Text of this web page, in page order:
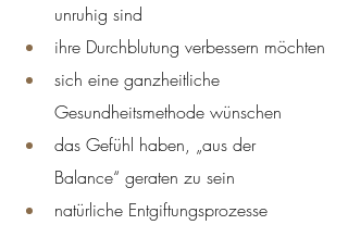
unruhig sind
ihre Durchblutung verbessern möchten
sich eine ganzheitliche
Gesundheitsmethode wünschen
das Gefühl haben, „aus der
Balance“ geraten zu sein
natürliche Entgiftungsprozesse